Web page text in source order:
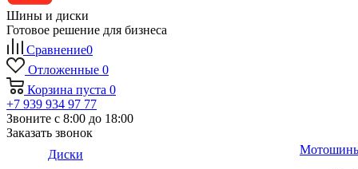
Шины и диски
Готовое решение для бизнеса
Сравнение0
Отложенные 0
Корзина пуста 0
+7 939 934 97 77
Звоните с 8:00 до 18:00
Заказать звонок
Диски